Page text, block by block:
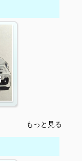
もっと見る